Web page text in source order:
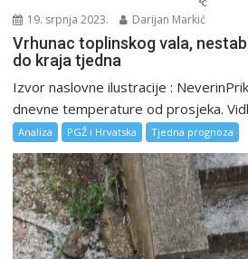
19. srpnja 2023. Darijan Markić
Vrhunac toplinskog vala,
do kraja tjedna
Izvor naslovne ilustracije :
dnevne temperature od prosjeka.
Analiza PGŽ i Hrvatska Tjedna prognoza